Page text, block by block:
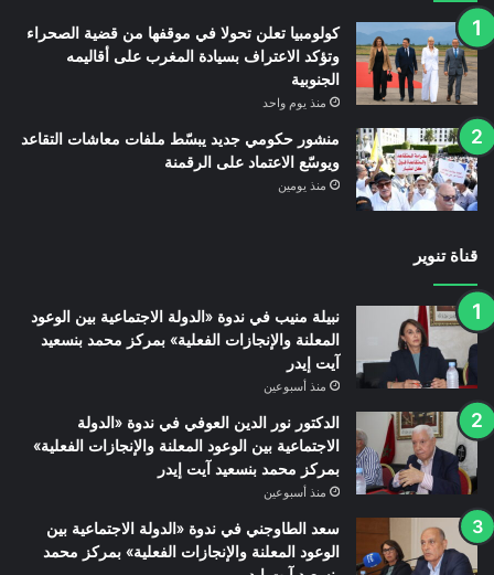
كولومبيا تعلن تحولا في موقفها من قضية الصحراء
وتؤكد الاعتراف بسيادة المغرب على أقاليمه
الجنوبية
منذ يوم واحد
منشور حكومي جديد يبسّط ملفات معاشات التقاعد
ويوسّع الاعتماد على الرقمنة
منذ يومين
قناة تنوير
نبيلة منيب في ندوة «الدولة الاجتماعية بين الوعود
المعلنة والإنجازات الفعلية» بمركز محمد بنسعيد
آيت إيدر
منذ أسبوعين
الدكتور نور الدين العوفي في ندوة «الدولة
الاجتماعية بين الوعود المعلنة والإنجازات الفعلية»
بمركز محمد بنسعيد آيت إيدر
منذ أسبوعين
سعد الطاوجني في ندوة «الدولة الاجتماعية بين
الوعود المعلنة والإنجازات الفعلية» بمركز محمد